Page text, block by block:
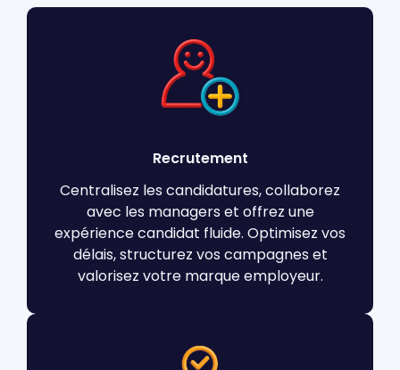
Recrutement
Centralisez les candidatures, collaborez
avec les managers et offrez une
expérience candidat fluide. Optimisez vos
délais, structurez vos campagnes et
valorisez votre marque employeur.